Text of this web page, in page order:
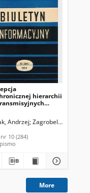
Marek
hierarchii
10 (284)
Andrzej Zagrobelny,
10 (284)
More